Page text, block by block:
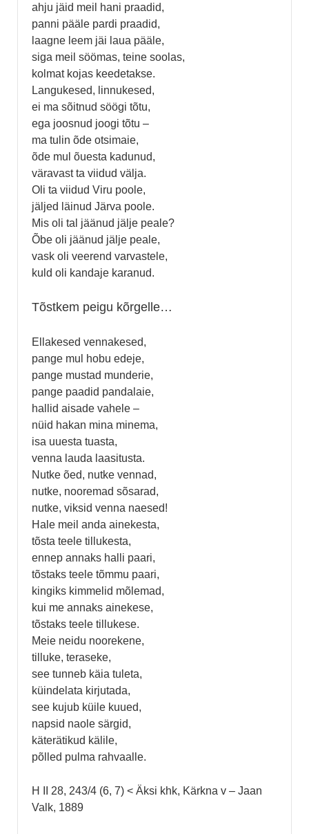
ahju jäid meil hani praadid,
panni pääle pardi praadid,
laagne leem jäi laua pääle,
siga meil söömas, teine soolas,
kolmat kojas keedetakse.
Langukesed, linnukesed,
ei ma sõitnud söögi tõtu,
ega joosnud joogi tõtu –
ma tulin õde otsimaie,
õde mul õuesta kadunud,
väravast ta viidud välja.
Oli ta viidud Viru poole,
jäljed läinud Järva poole.
Mis oli tal jäänud jälje peale?
Õbe oli jäänud jälje peale,
vask oli veerend varvastele,
kuld oli kandaje karanud.
Tõstkem peigu kõrgelle…
Ellakesed vennakesed,
pange mul hobu edeje,
pange mustad munderie,
pange paadid pandalaie,
hallid aisade vahele –
nüid hakan mina minema,
isa uuesta tuasta,
venna lauda laasitusta.
Nutke õed, nutke vennad,
nutke, nooremad sõsarad,
nutke, viksid venna naesed!
Hale meil anda ainekesta,
tõsta teele tillukesta,
ennep annaks halli paari,
tõstaks teele tõmmu paari,
kingiks kimmelid mõlemad,
kui me annaks ainekese,
tõstaks teele tillukese.
Meie neidu noorekene,
tilluke, teraseke,
see tunneb käia tuleta,
küindelata kirjutada,
see kujub küile kuued,
napsid naole särgid,
käterätikud kälile,
põlled pulma rahvaalle.
H II 28, 243/4 (6, 7) < Äksi khk, Kärkna v – Jaan
Valk, 1889